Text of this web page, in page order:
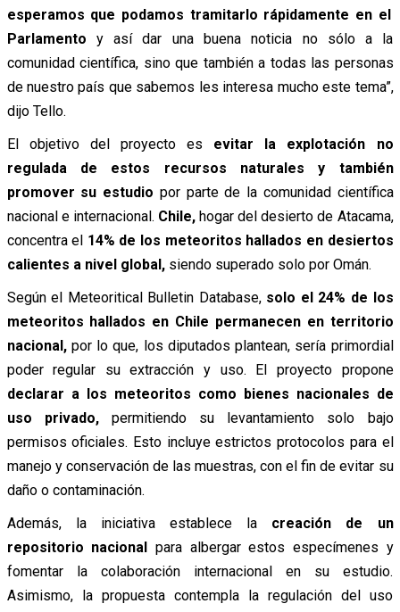
esperamos que podamos tramitarlo rápidamente en el
Parlamento y así dar una buena noticia no sólo a la
comunidad científica, sino que también a todas las personas
de nuestro país que sabemos les interesa mucho este tema”,
dijo Tello.
El objetivo del proyecto es evitar la explotación no
regulada de estos recursos naturales y también
promover su estudio por parte de la comunidad científica
nacional e internacional. Chile,hogar del desierto de Atacama,
concentra el 14% de los meteoritos hallados en desiertos
calientes a nivel global,siendo superado solo por Omán.
Según el Meteoritical Bulletin Database,solo el 24% de los
meteoritos hallados en Chile permanecen en territorio
nacional,por lo que, los diputados plantean, sería primordial
poder regular su extracción y uso. El proyecto propone
declarar a los meteoritos como bienes nacionales de
uso privado,permitiendo su levantamiento solo bajo
permisos oficiales. Esto incluye estrictos protocolos para el
manejo y conservación de las muestras, con el fin de evitar su
daño o contaminación.
Además, la iniciativa establece la creación de un
repositorio nacional para albergar estos especímenes y
fomentar la colaboración internacional en su estudio.
Asimismo, la propuesta contempla la regulación del uso